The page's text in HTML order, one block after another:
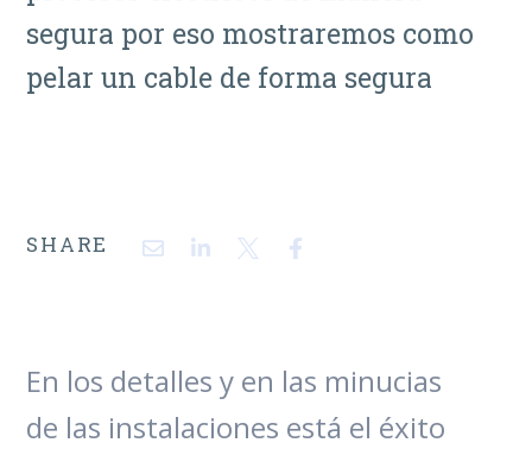
segura por eso mostraremos como
pelar un cable de forma segura
SHARE
En los detalles y en las minucias
de las instalaciones está el éxito